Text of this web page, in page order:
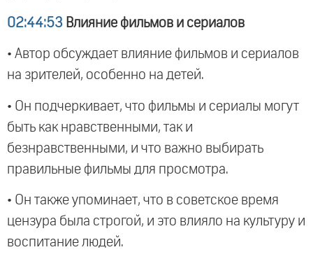
02:44:53 Влияние фильмов и сериалов
• Автор обсуждает влияние фильмов и сериалов
на зрителей, особенно на детей.
• Он подчеркивает, что фильмы и сериалы могут
быть как нравственными, так и
безнравственными, и что важно выбирать
правильные фильмы для просмотра.
• Он также упоминает, что в советское время
цензура была строгой, и это влияло на культуру и
воспитание людей.